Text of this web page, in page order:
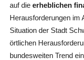
auf die erheblichen
Herausforderungen im
Situation der Stadt
örtlichen
bundesweiten Trend